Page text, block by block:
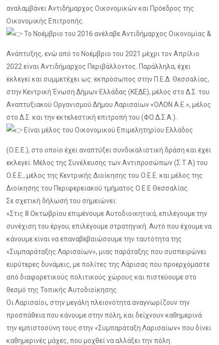
αναλαμβάνει Αντιδήμαρχος Οικονομικών και Πρόεδρος της
Οικονομικής Επιτροπής.
Το Νοέμβριο του 2016 ανέλαβε Αντιδήμαρχος Οικονομίας &
Ανάπτυξης, ενώ από το Νοέμβριο του 2021 μέχρι τον Απρίλιο
2022 είναι Αντιδήμαρχος Περιβάλλοντος. Παράλληλα, έχει
εκλεγεί και συμμετέχει ως: εκπρόσωπος στην Π.Ε.Δ. Θεσσαλίας,
στην Κεντρική Ένωση Δήμων Ελλάδας (ΚΕΔΕ), μέλος στο Δ.Σ. του
Αναπτυξιακού Οργανισμού Δήμου Λαρισαίων «ΟΛΟΝ Α.Ε.», μέλος
στο Δ.Σ. και την εκτελεστική επιτροπή του (ΦΟ.Δ.Σ.Α.).
Είναι μέλος του Οικονομικού Επιμελητηρίου Ελλάδος
(Ο.Ε.Ε.), στο οποίο έχει αναπτύξει συνδικαλιστική δράση και έχει
εκλεγεί: Μέλος της Συνέλευσης των Αντιπροσώπων (Σ.Τ.Α) του
Ο.Ε.Ε., μέλος της Κεντρικής Διοίκησης του Ο.Ε.Ε. και μέλος της
Διοίκησης του Περιφερειακού τμήματος Ο.Ε.Ε Θεσσαλίας.
Σε σχετική δήλωσή του σημειώνει:
«Στις 8 Οκτωβρίου επιμένουμε Αυτοδιοικητικά, επιλέγουμε την
συνέχιση του έργου, επιλέγουμε στρατηγική. Αυτό που έχουμε να
κάνουμε είναι να επαναβεβαιώσουμε την ταυτότητα της
«Συμπαράταξης Λαρισαίων», μιας παράταξης που συσπειρώνει
ευρύτερες δυνάμεις, με πολίτες της Λάρισας που προερχόμαστε
από διαφορετικούς πολιτικούς χώρους και πιστεύουμε στο
θεσμό της Τοπικής Αυτοδιοίκησης.
Οι Λαρισαίοι, στην μεγάλη πλειονότητα αναγνωρίζουν την
προσπάθεια που κάνουμε στην πόλη, και δείχνουν καθημερινά
την εμπιστοσύνη τους στην «Συμπαράταξη Λαρισαίων» που δίνει
καθημερινές μάχες, που μοχθεί να αλλάξει την πόλη.